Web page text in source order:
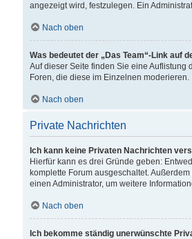
angezeigt wird, festzulegen. Ein
Nach oben
Was bedeutet der „Das Team“-Link auf
Auf dieser Seite finden Sie eine
Foren, die diese im Einzelnen moderieren.
Nach oben
Private Nachrichten
Ich kann keine Privaten Nachrichten
Hierfür kann es drei Gründe geben:
komplette Forum ausgeschaltet.
einen Administrator, um weitere
Nach oben
Ich bekomme ständig unerwünschte